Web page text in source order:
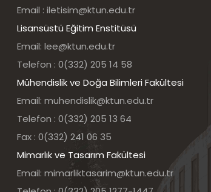
Email : iletisim@ktun.edu.tr
Lisansüstü Eğitim Enstitüsü
Email: lee@ktun.edu.tr
Telefon : 0(332) 205 14 58
Mühendislik ve Doğa Bilimleri Fakültesi
Email: muhendislik@ktun.edu.tr
Telefon : 0(332) 205 13 64
Fax : 0(332) 241 06 35
Mimarlık ve Tasarım Fakültesi
Email: mimarliktasarim@ktun.edu.tr